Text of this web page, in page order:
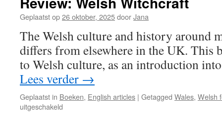
Geplaatst op26 oktober, 2025doorJana
The Welsh culture and history around
differs from elsewhere in the UK. This
to Welsh culture, as an introduction
Lees verder →
Geplaatst in Boeken, English articles | Getagged Wales, Welsh
uitgeschakeld